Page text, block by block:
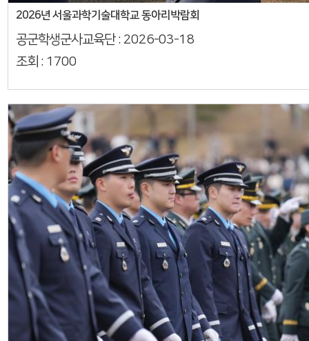
2026년 서울과학기술대학교 동아리박람회
공군학생군사교육단 : 2026-03-18
조회 : 1700